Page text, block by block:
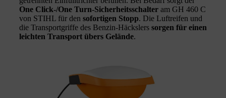
One Click-/One Turn-Sicherheitsschalter am GH 460 C
von STIHL für den sofortigen Stopp. Die Luftreifen und
die Transportgriffe des Benzin-Häckslers sorgen für einen
leichten Transport übers Gelände.